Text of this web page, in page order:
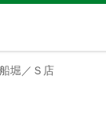
堀／Ｓ店